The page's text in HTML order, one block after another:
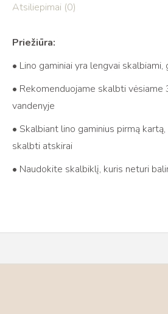
Atsiliepimai (0)
Priežiūra:
• Lino gaminiai yra lengvai skalbiami,
• Rekomenduojame skalbti
vandenyje
• Skalbiant lino gaminius pirmą
skalbti atskirai
• Naudokite skalbiklį, kuris neturi